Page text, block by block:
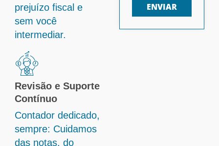
prejuízo fiscal e
sem você
intermediar.
Revisão e Suporte
Contínuo
Contador dedicado,
sempre: Cuidamos
das notas, do
ENVIAR